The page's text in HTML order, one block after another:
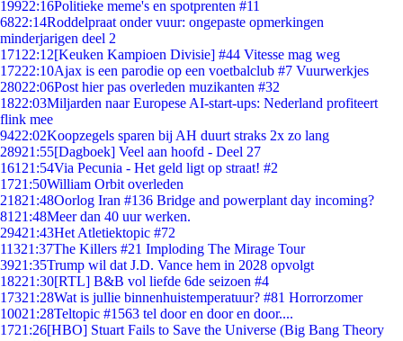
19922:16Politieke meme's en spotprenten #11
6822:14Roddelpraat onder vuur: ongepaste opmerkingen
minderjarigen deel 2
171 22:12[Keuken Kampioen Divisie] #44 Vitesse mag weg
17222:10Ajax is een parodie op een voetbalclub #7 Vuurwerkjes
28022:06Post hier pas overleden muzikanten #32
1822:03Miljarden naar Europese AI-start-ups: Nederland profiteert
flink mee
9422:02Koopzegels sparen bij AH duurt straks 2x zo lang
28921:55[Dagboek] Veel aan hoofd - Deel 27
161 21:54Via Pecunia - Het geld ligt op straat! #2
1721:50William Orbit overleden
21821:48Oorlog Iran #136 Bridge and powerplant day incoming?
81 21:48Meer dan 40 uur werken.
29421:43Het Atletiektopic #72
11321:37The Killers #21 Imploding The Mirage Tour
3921:35Trump wil dat J.D. Vance hem in 2028 opvolgt
18221:30[RTL] B&B vol liefde 6de seizoen #4
17321:28Wat is jullie binnenhuistemperatuur? #81 Horrorzomer
10021:28Teltopic #1563 tel door en door en door....
1721:26[HBO] Stuart Fails to Save the Universe (Big Bang Theory